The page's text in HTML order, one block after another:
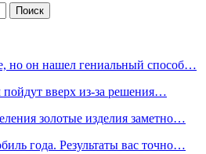
но он нашел гениальный способ…
вверх из-за решения…
золотые изделия заметно…
года. Результаты вас точно…